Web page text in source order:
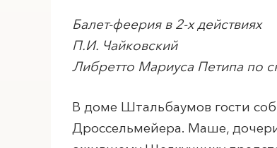
Балет-феерия в 2-х действиях
П.И. Чайковский
Либретто Мариуса Петипа по
В доме Штальбаумов гости
Дроссельмейера. Маше,